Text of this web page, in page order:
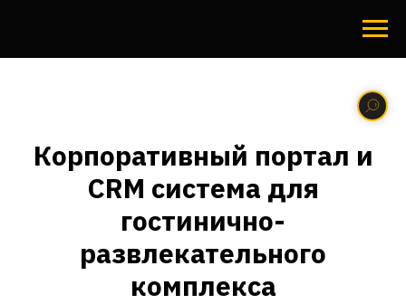
Корпоративный портал и
CRM система для
гостинично-
развлекательного
комплекса